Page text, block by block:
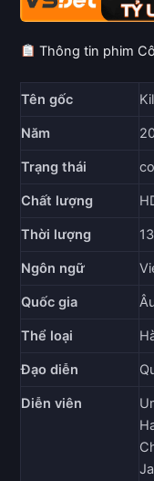
Thông tin phim
Tên gốc
Năm
Trạng thái
Chất lượng
Thời lượng
Ngôn ngữ
Quốc gia
Thể loại
Đạo diễn
Diễn viên